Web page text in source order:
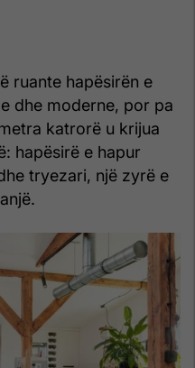
ruante hapësirën e
dhe moderne, por pa
katrorë u krijua
hapësirë e hapur
tryezari, një zyrë e